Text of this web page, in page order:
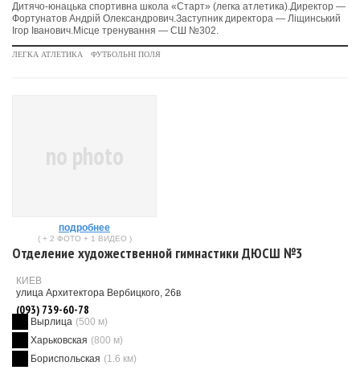
Дитячо-юнацька спортивна школа «Старт» (легка атлетика).Директор —
Фортунатов Андрій Олександрович.Заступник директора — Ліщинський
Ігор Іванович.Місце тренування — СШ №302.
ЛЕГКА АТЛЕТИКА ФУТБОЛЬНІ ПОЛЯ
no photo
подробнее
( + 2 ФОТО + 1 ВИДЕО )
Отделение художественной гимнастики ДЮСШ №3
КИЕВ
улица Архитектора Вербицкого, 26в
(093) 739-60-78
Вырлица (500 м)
Харьковская (800 м)
Бориспольская (1.6 км)